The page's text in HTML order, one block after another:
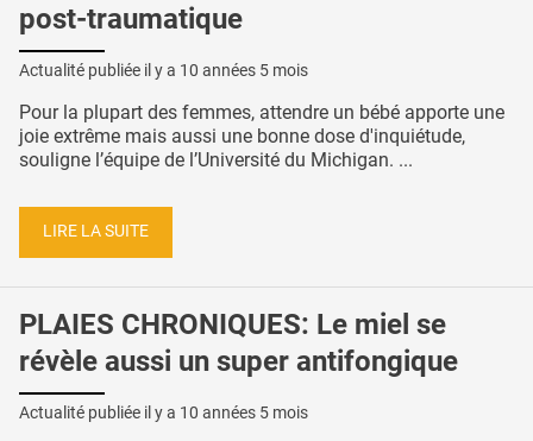
post-traumatique
Actualité publiée il y a 10 années 5 mois
Pour la plupart des femmes, attendre un bébé apporte une
joie extrême mais aussi une bonne dose d'inquiétude,
souligne l’équipe de l’Université du Michigan. ...
LIRE LA SUITE
PLAIES CHRONIQUES: Le miel se
révèle aussi un super antifongique
Actualité publiée il y a 10 années 5 mois